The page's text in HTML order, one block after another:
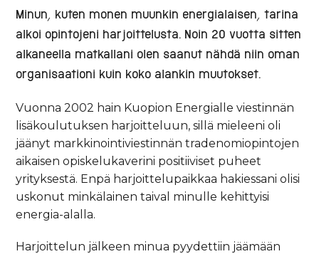
Minun, kuten monen muunkin energialaisen, tarina
alkoi opintojeni harjoittelusta. Noin 20 vuotta sitten
alkaneella matkallani olen saanut nähdä niin oman
organisaationi kuin koko alankin muutokset.
Vuonna 2002 hain Kuopion Energialle viestinnän
lisäkoulutuksen harjoitteluun, sillä mieleeni oli
jäänyt markkinointiviestinnän tradenomiopintojen
aikaisen opiskelukaverini positiiviset puheet
yrityksestä. Enpä harjoittelupaikkaa hakiessani olisi
uskonut minkälainen taival minulle kehittyisi
energia-alalla.
Harjoittelun jälkeen minua pyydettiin jäämään